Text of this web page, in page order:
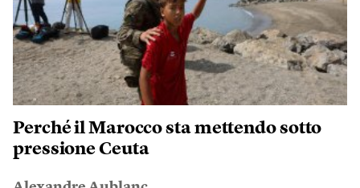
Perché il Marocco sta mettendo sotto
pressione Ceuta